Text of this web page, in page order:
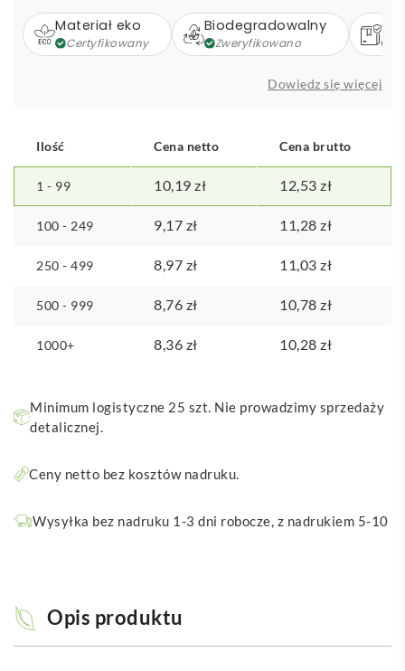
Materiał eko
Certyfikowany
Biodegradowalny
Zweryfikowano
Dowiedz się więcej
Ilość Cena netto Cena brutto
1 - 99 10,19 zł 12,53 zł
100 - 249 9,17 zł 11,28 zł
250 - 499 8,97 zł 11,03 zł
500 - 999 8,76 zł 10,78 zł
1000+ 8,36 zł 10,28 zł
Minimum logistyczne 25 szt. Nie prowadzimy sprzedaży
detalicznej.
Ceny netto bez kosztów nadruku.
Wysyłka bez nadruku 1-3 dni robocze, z nadrukiem 5-10
Opis produktu